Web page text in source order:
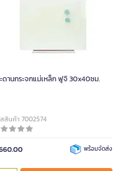
ดานกระจกแม่เหล็ก ฟูจิ 30x40ซม.
สินค้า 7002574
พร้อมจัดส่ง